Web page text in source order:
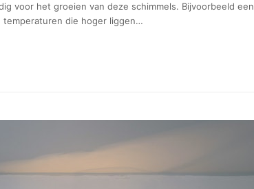
voor het groeien van deze schimmels. Bijvoorbeeld een
temperaturen die hoger liggen…